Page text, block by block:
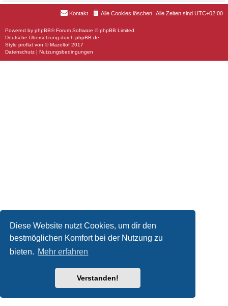
Diese Website nutzt Cookies, um dir den
bestmöglichen Komfort bei der Nutzung zu
bieten. Mehr erfahren
Verstanden!
Alle Zeiten sind UTC+02:00
Alle Cookies löschen
Kontakt
Powered by phpBB® Forum Software © phpBB Limited
Deutsche Übersetzung durch phpBB.de
Style proflat von ©Mazeltof 2017
Datenschutz | Nutzungsbedingungen